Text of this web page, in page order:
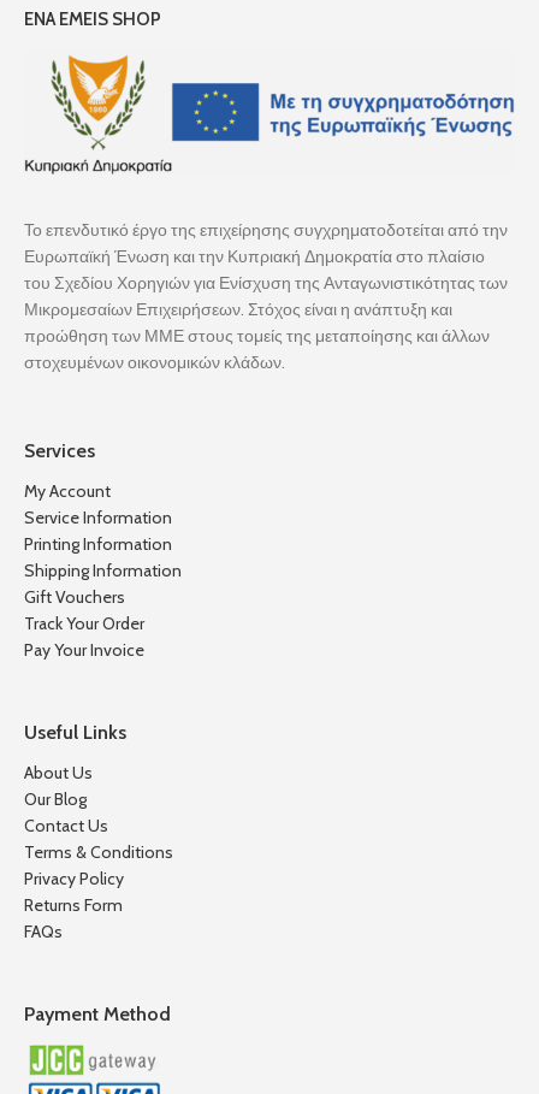
ENA EMEIS SHOP
Το επενδυτικό έργο της επιχείρησης συγχρηματοδοτείται από την
Ευρωπαϊκή Ένωση και την Κυπριακή Δημοκρατία στο πλαίσιο
του Σχεδίου Χορηγιών για Ενίσχυση της Ανταγωνιστικότητας των
Μικρομεσαίων Επιχειρήσεων. Στόχος είναι η ανάπτυξη και
προώθηση των ΜΜΕ στους τομείς της μεταποίησης και άλλων
στοχευμένων οικονομικών κλάδων.
Services
My Account
Service Information
Printing Information
Shipping Information
Gift Vouchers
Track Your Order
Pay Your Invoice
Useful Links
About Us
Our Blog
Contact Us
Terms & Conditions
Privacy Policy
Returns Form
FAQs
Payment Method